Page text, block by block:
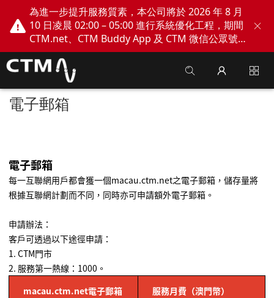
為進一步提升服務質素，本公司將於 2026 年 8 月
10 日凌晨 02:00 – 05:00 進行系統優化工程，期間
CTM.net、CTM Buddy App 及 CTM 微信公眾號
網上服務將會暫停。不便之處，敬請見諒！
電子郵箱
電子郵箱
每一互聯網用戶都會獲一個macau.ctm.net之電子郵箱，儲存量將
根據互聯網計劃而不同，同時亦可申請額外電子郵箱。
申請辦法：
客戶可透過以下途徑申請：
1. CTM門市
2. 服務第一熱線： 1000 。
macau.ctm.net電子郵箱 服務月費（澳門幣）